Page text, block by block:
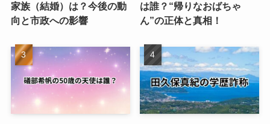
家族（結婚）は？今後の動
向と市政への影響
は誰？“帰りなおばちゃ
ん”の正体と真相！